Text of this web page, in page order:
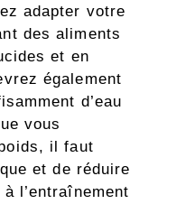
adapter votre
des aliments
et en
également
d’eau
vous
il faut
et de réduire
l’entraînement